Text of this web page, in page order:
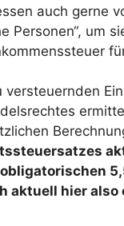
auch gerne
Personen“, um
aktuell hier